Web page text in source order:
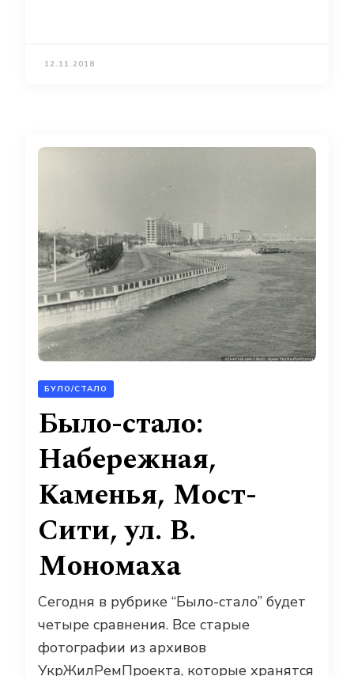
12.11.2018
БУЛО/СТАЛО
Было-стало:
Набережная,
Каменья, Мост-
Сити, ул. В.
Мономаха
Сегодня в рубрике “Было-стало” будет
четыре сравнения. Все старые
фотографии из архивов
УкрЖилРемПроекта, которые хранятся